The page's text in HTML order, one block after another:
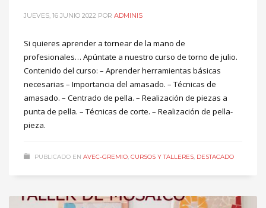
JUEVES, 16 JUNIO 2022 POR ADMINIS
Si quieres aprender a tornear de la mano de
profesionales… Apúntate a nuestro curso de torno de julio.
Contenido del curso: – Aprender herramientas básicas
necesarias – Importancia del amasado. – Técnicas de
amasado. – Centrado de pella. – Realización de piezas a
punta de pella. – Técnicas de corte. – Realización de pella-
pieza.
PUBLICADO EN AVEC-GREMIO, CURSOS Y TALLERES, DESTACADO